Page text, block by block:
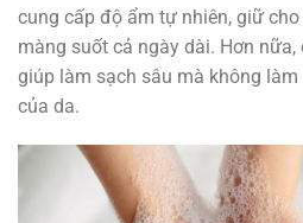
cung cấp độ ẩm tự nhiên, giữ
màng suốt cả ngày dài. Hơn
giúp làm sạch sâu mà không
của da.